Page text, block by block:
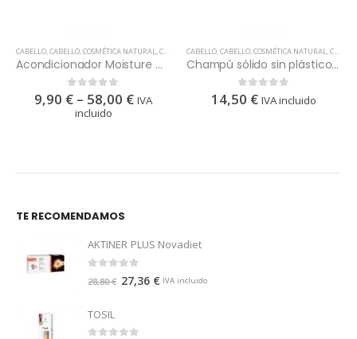
,WEDO
CABELLO,CABELLO,COSMÉTICA NATURAL,COSMÉTICA PROFESIONAL ,WEDO
Acondicionador Moisture & Shine weDo
0out of 5
9,90 € – 58,00 € IVA
incluido
CABELLO,CABELLO,COSMÉTICA NATURAL,COSMÉTICA PROFESIONAL
Champú sólido sin plástico weDo
0out of 5
14,50 € IVA incluido
TE RECOMENDAMOS
AKTINER PLUS Novadiet
out of 5
28,80€ 27,36 € IVA incluido
TOSIL